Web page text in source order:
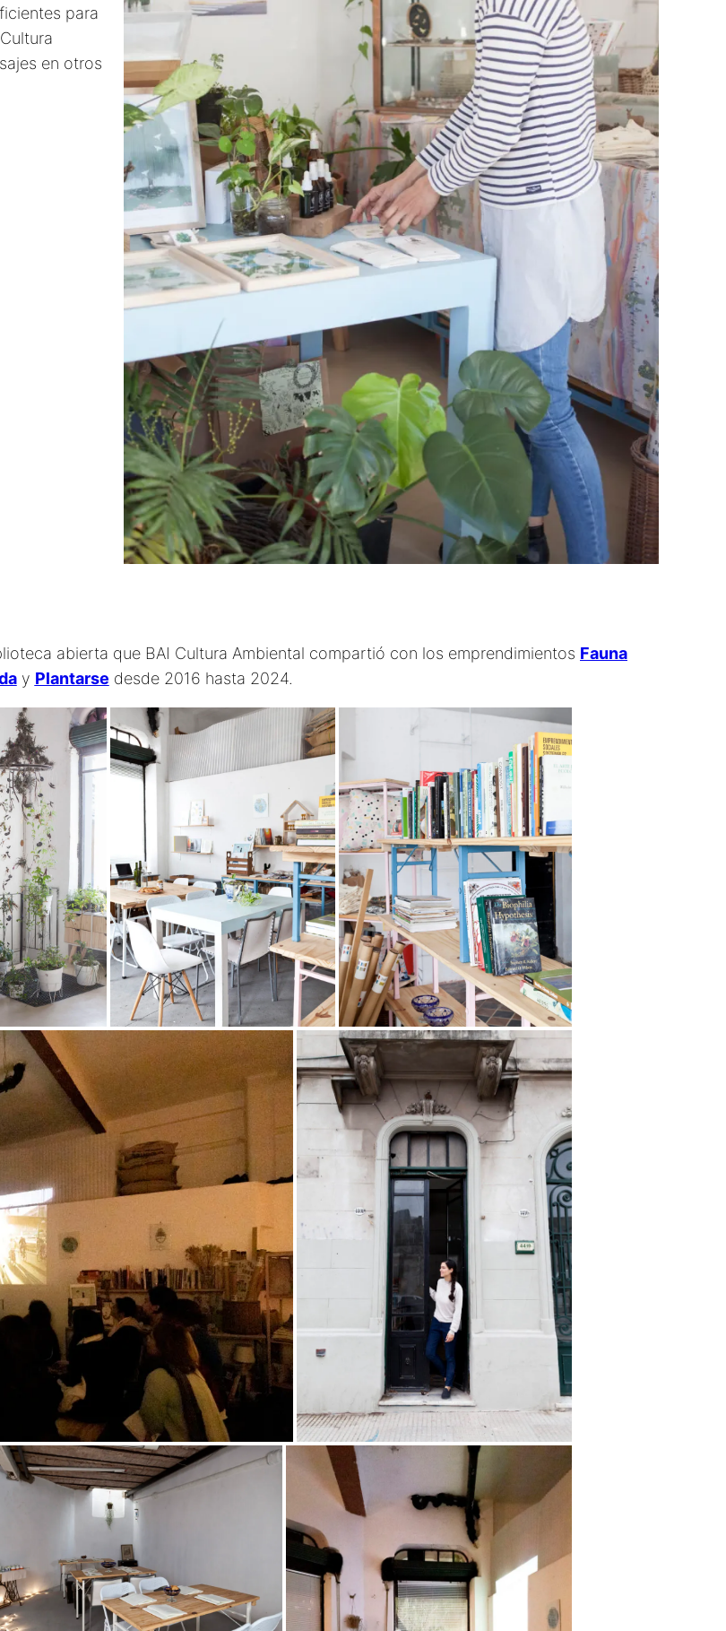
para
en otros
abierta que BAI Cultura Ambiental compartió con los emprendimientos Fauna
y Plantarse desde 2016 hasta 2024.